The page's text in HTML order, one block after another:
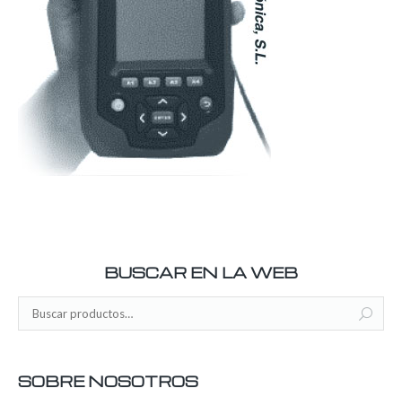
BUSCAR EN LA WEB
SOBRE NOSOTROS